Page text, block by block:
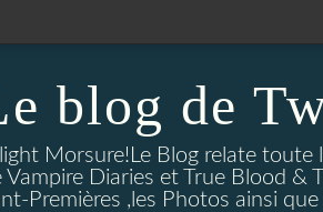
blog de
Morsure!Le Blog relate
Vampire Diaries et True Blood
Premières ,les Photos ainsi